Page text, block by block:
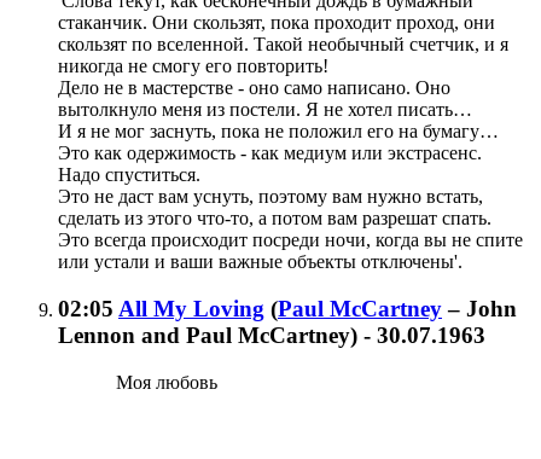
стаканчик. Они скользят, пока проходит проход, они
скользят по вселенной. Такой необычный счетчик, и я
никогда не смогу его повторить!
Дело не в мастерстве - оно само написано. Оно
вытолкнуло меня из постели. Я не хотел писать…
И я не мог заснуть, пока не положил его на бумагу…
Это как одержимость - как медиум или экстрасенс.
Надо спуститься.
Это не даст вам уснуть, поэтому вам нужно встать,
сделать из этого что-то, а потом вам разрешат спать.
Это всегда происходит посреди ночи, когда вы не спите
или устали и ваши важные объекты отключены'.
02:05 All My Loving (Paul McCartney – John
Lennon and Paul McCartney) - 30.07.1963
Моя любовь